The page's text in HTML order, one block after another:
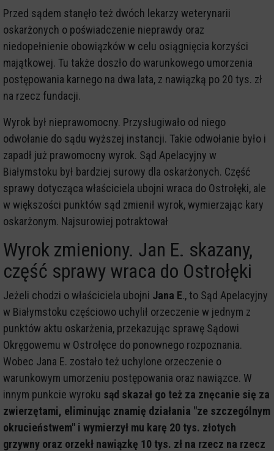
Przed sądem stanęło też dwóch lekarzy weterynarii
oskarżonych o poświadczenie nieprawdy oraz
niedopełnienie obowiązków w celu osiągnięcia korzyści
majątkowej. Tu także doszło do warunkowego umorzenia
postępowania karnego na dwa lata, z nawiązką po 20 tys. zł
na rzecz fundacji.
Wyrok był nieprawomocny. Przysługiwało od niego
odwołanie do sądu wyższej instancji. Takie odwołanie było i
zapadł już prawomocny wyrok. Sąd Apelacyjny w
Białymstoku był bardziej surowy dla oskarżonych. Część
sprawy dotycząca właściciela ubojni wraca do Ostrołęki, ale
w większości punktów sąd zmienił wyrok, wymierzając kary
oskarżonym. Najsurowiej potraktował
Wyrok zmieniony. Jan E. skazany,
część sprawy wraca do Ostrołęki
Jeżeli chodzi o właściciela ubojni Jana E., to Sąd Apelacyjny
w Białymstoku częściowo uchylił orzeczenie w jednym z
punktów aktu oskarżenia, przekazując sprawę Sądowi
Okręgowemu w Ostrołęce do ponownego rozpoznania.
Wobec Jana E. zostało też uchylone orzeczenie o
warunkowym umorzeniu postępowania oraz nawiązce. W
innym punkcie wyroku sąd skazał go też za znęcanie się za
zwierzętami, eliminując znamię działania "ze szczególnym
okrucieństwem" i wymierzył mu karę 20 tys. złotych
grzywny oraz orzekł nawiązkę 10 tys. zł na rzecz na rzecz